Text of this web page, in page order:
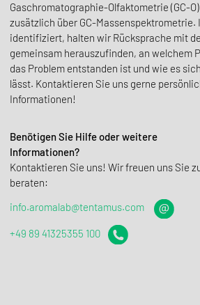
Gaschromatographie-Olfaktometrie (GC-
zusätzlich über GC-Massenspektrometrie.
identifiziert, halten wir Rücksprache mit
gemeinsam herauszufinden, an welchem
das Problem entstanden ist und wie es
lässt. Kontaktieren Sie uns gerne
Informationen!
Benötigen Sie Hilfe oder weitere
Informationen?
Kontak­tieren Sie uns! Wir freuen uns Sie
beraten:
info.aromalab@tentamus.com
+49 89 41325355 100